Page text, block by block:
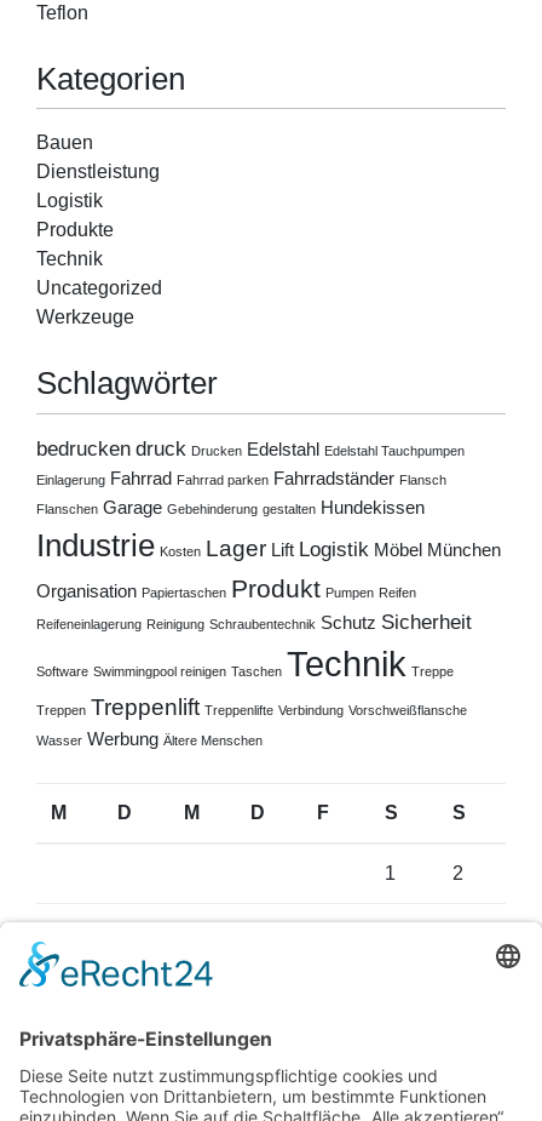
Teflon
Kategorien
Bauen
Dienstleistung
Logistik
Produkte
Technik
Uncategorized
Werkzeuge
Schlagwörter
bedrucken druck Drucken Edelstahl
Edelstahl Tauchpumpen
Einlagerung Fahrrad Fahrrad parken Fahrradständer Flansch
Flanschen Garage Gebehinderung gestalten Hundekissen
Industrie Kosten Lager Lift Logistik Möbel München
Organisation Papiertaschen Produkt Pumpen Reifen
Reifeneinlagerung Reinigung Schraubentechnik Schutz Sicherheit
Software Swimmingpool reinigen Taschen Technik Treppe
Treppen Treppenlift Treppenlifte Verbindung Vorschweißflansche
Wasser Werbung Ältere Menschen
M D M D F S S
1 2
10 11 12
17 18 19 20
24 25 26 27 28 29 30